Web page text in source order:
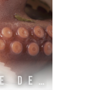
ALICE-LE GIOIE DELL'ADRIATICO